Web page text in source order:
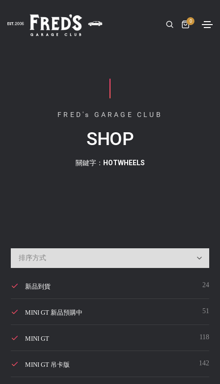
FRED's GARAGE CLUB
SHOP
關鍵字：HOTWHEELS
新品到貨 24
MINI GT 新品預購中 51
MINI GT 118
MINI GT 吊卡版 142
0